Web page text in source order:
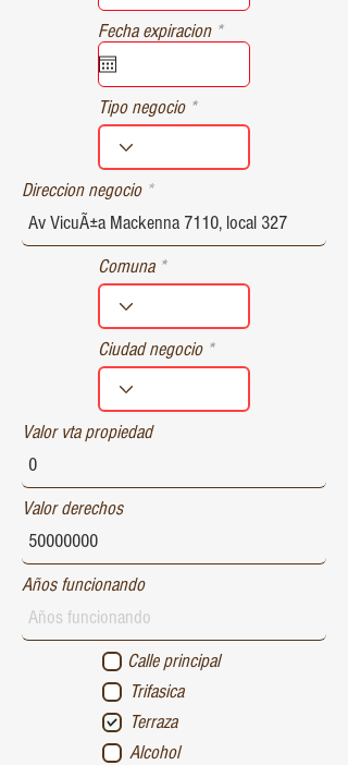
u
i
d
Fecha expiracion *r
e
u
r
d
Tipo negocio
Direccion negocio
Comuna
Ciudad negocio
Valor vta propiedad
Valor derechos
Años funcionando
Calle principal
Trifasica
Terraza
Alcohol